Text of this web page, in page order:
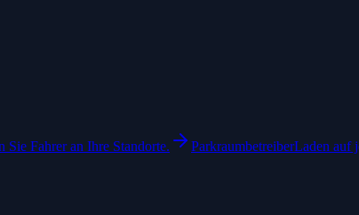
Sie Fahrer an Ihre Standorte. ParkraumbetreiberLaden auf